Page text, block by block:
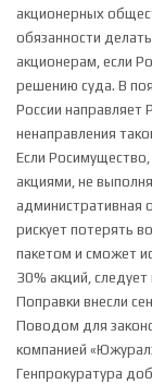
акционерных
обязанности
акционерам, если
решению суда. В
России направляет
ненаправления
Если
акциями, не
административная
рискует потерять
пакетом и сможет
30% акций, следует
Поправки внесли
Поводом для
компанией
Генпрокуратура